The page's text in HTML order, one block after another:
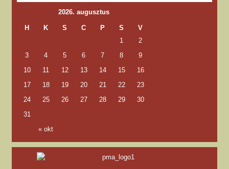
2026. augusztus
H K S C P S V
« okt
1
2
3
4 5 6 7 8
9
10
11 12 13 14 15
16
17
18 19 20 21 22
23
24
25 26 27 28 29
30
31